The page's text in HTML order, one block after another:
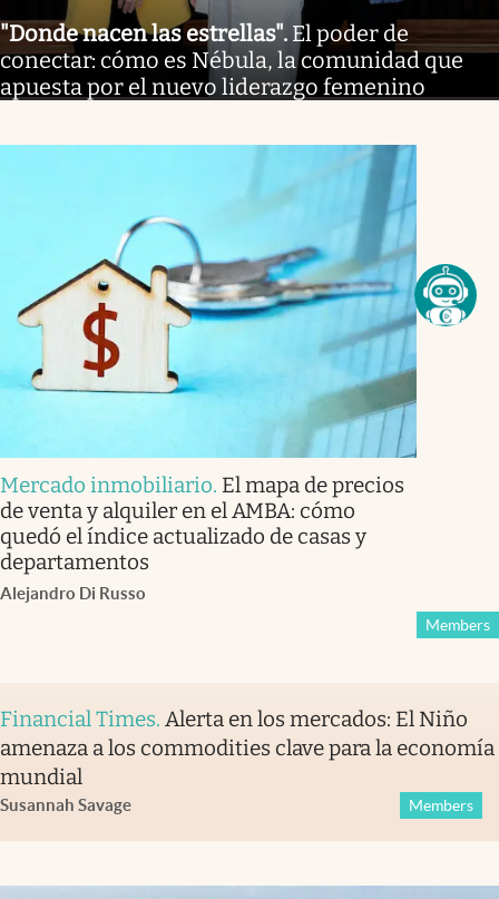
"Donde nacen las estrellas". El poder de
conectar: cómo es Nébula, la comunidad que
apuesta por el nuevo liderazgo femenino
Mercado inmobiliario. El mapa de precios
de venta y alquiler en el AMBA: cómo
quedó el índice actualizado de casas y
departamentos
Alejandro Di Russo
Members
Financial Times. Alerta en los mercados: El Niño
amenaza a los commodities clave para la economía
mundial
Susannah Savage Members